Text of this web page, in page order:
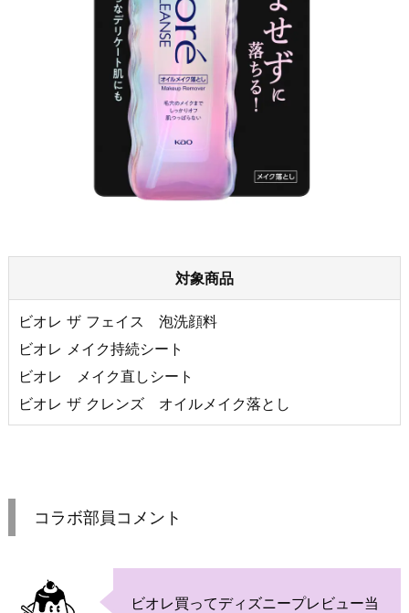
対象商品
ビオレ ザ フェイス 泡洗顔料
ビオレ メイク持続シート
ビオレ メイク直しシート
ビオレ ザ クレンズ オイルメイク落とし
コラボ部員コメント
ビオレ買ってディズニープレビュー当